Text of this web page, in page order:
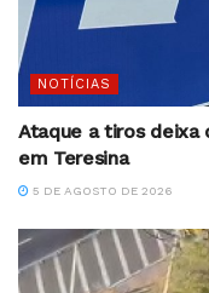
NOTÍCIAS
Ataque a tiros deixa
em Teresina
5 DE AGOSTO DE 2026